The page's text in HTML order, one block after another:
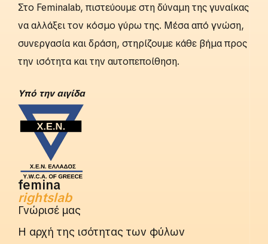
Στο Feminalab, πιστεύουμε στη δύναμη της γυναίκας
να αλλάξει τον κόσμο γύρω της. Μέσα από γνώση,
συνεργασία και δράση, στηρίζουμε κάθε βήμα προς
την ισότητα και την αυτοπεποίθηση.
Yπό την αιγίδα
femina
rightslab
Γνώρισέ μας
Η αρχή της ισότητας των φύλων